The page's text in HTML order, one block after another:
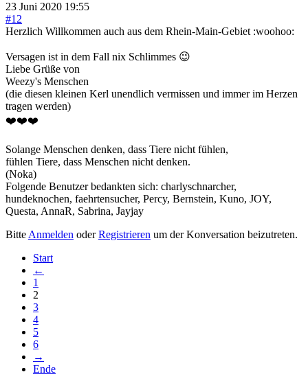
23 Juni 2020 19:55
#12
Herzlich Willkommen auch aus dem Rhein-Main-Gebiet :woohoo:
Versagen ist in dem Fall nix Schlimmes 😉
Liebe Grüße von
Weezy's Menschen
(die diesen kleinen Kerl unendlich vermissen und immer im Herzen
tragen werden)
❤️❤️❤️
Solange Menschen denken, dass Tiere nicht fühlen,
fühlen Tiere, dass Menschen nicht denken.
(Noka)
Folgende Benutzer bedankten sich: charlyschnarcher,
hundeknochen, faehrtensucher, Percy, Bernstein, Kuno, JOY,
Questa, AnnaR, Sabrina, Jayjay
Bitte Anmelden oderRegistrieren um der Konversation beizutreten.
Start
←
1
2
3
4
5
6
→
Ende